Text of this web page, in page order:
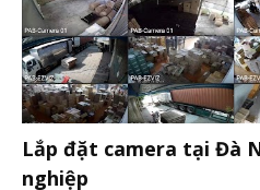
Lắp đặt camera tại Đà
nghiệp